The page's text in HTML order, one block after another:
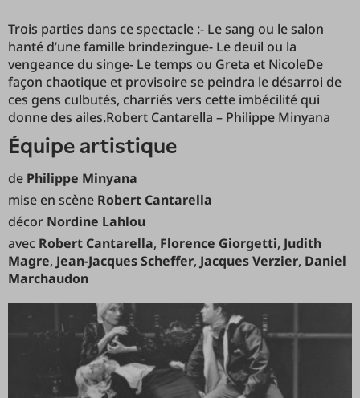
Trois parties dans ce spectacle :- Le sang ou le salon
hanté d’une famille brindezingue- Le deuil ou la
vengeance du singe- Le temps ou Greta et NicoleDe
façon chaotique et provisoire se peindra le désarroi de
ces gens culbutés, charriés vers cette imbécilité qui
donne des ailes.Robert Cantarella – Philippe Minyana
équipe artistique
de Philippe Minyana
mise en scène Robert Cantarella
décor Nordine Lahlou
avec Robert Cantarella, Florence Giorgetti, Judith
Magre, Jean-Jacques Scheffer, Jacques Verzier, Daniel
Marchaudon